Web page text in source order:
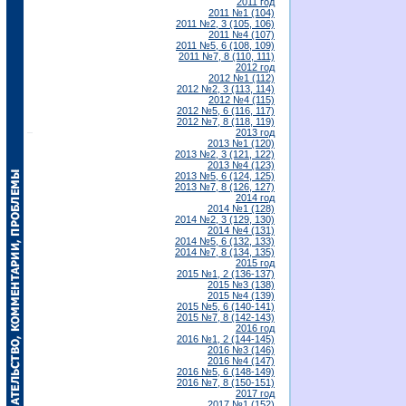
2011 №1 (104)
2011 №2, 3 (105, 106)
2011 №4 (107)
2011 №5, 6 (108, 109)
2011 №7, 8 (110, 111)
2012 год
2012 №1 (112)
2012 №2, 3 (113, 114)
2012 №4 (115)
2012 №5, 6 (116, 117)
2012 №7, 8 (118, 119)
2013 год
2013 №1 (120)
2013 №2, 3 (121, 122)
2013 №4 (123)
2013 №5, 6 (124, 125)
2013 №7, 8 (126, 127)
2014 год
2014 №1 (128)
2014 №2, 3 (129, 130)
2014 №4 (131)
2014 №5, 6 (132, 133)
2014 №7, 8 (134, 135)
2015 год
2015 №1, 2 (136-137)
2015 №3 (138)
2015 №4 (139)
2015 №5, 6 (140-141)
2015 №7, 8 (142-143)
2016 год
2016 №1, 2 (144-145)
2016 №3 (146)
2016 №4 (147)
2016 №5, 6 (148-149)
2016 №7, 8 (150-151)
2017 год